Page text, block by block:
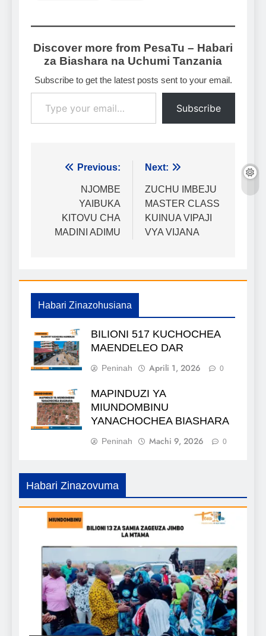
Discover more from PesaTu – Habari
za Biashara na Uchumi Tanzania
Subscribe to get the latest posts sent to your email.
Type your email…
Subscribe
Urambazaji
chapisho
Previous:
NJOMBE
YAIBUKA
KITOVU CHA
MADINI ADIMU
Next:
ZUCHU IMBEJU
MASTER CLASS
KUINUA VIPAJI
VYA VIJANA
Habari Zinazohusiana
BILIONI 517 KUCHOCHEA
MAENDELEO DAR
Peninah Aprili 1, 2026 0
MAPINDUZI YA
MIUNDOMBINU
YANACHOCHEA BIASHARA
Peninah Machi 9, 2026 0
Habari Zinazovuma